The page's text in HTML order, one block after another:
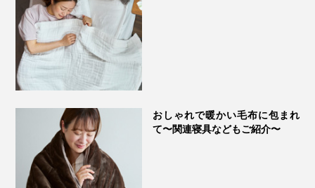
おしゃれで暖かい毛布に包まれ
て〜関連寝具などもご紹介〜